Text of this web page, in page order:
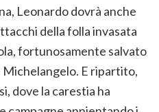
Leonardo dovrà anche
della folla invasata
fortunosamente salvato
E ripartito,
dove la carestia ha